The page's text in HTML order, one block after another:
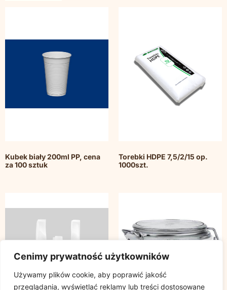
Cenimy prywatność użytkowników
Używamy plików cookie, aby poprawić jakość
przeglądania, wyświetlać reklamy lub treści dostosowane
Kubek biały 200ml PP, cena
za 100 sztuk
Torebki HDPE 7,5/2/15 op.
1000szt.